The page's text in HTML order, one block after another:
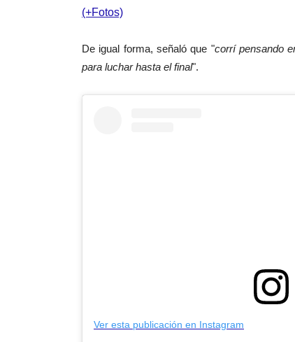
(+Fotos)
De igual forma, señaló que "corrí pensando
para luchar hasta el final".
Ver esta publicación en Instagram